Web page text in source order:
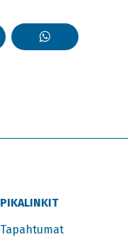
PIKALINKIT
Tapahtumat